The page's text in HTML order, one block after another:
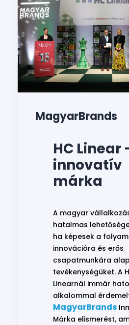
MagyarBrands
HC Linear
innovatív
márka
A magyar
hatalmas
ha képesek a
innovációra és erős
csapatmunkára
tevékenységüket. A
Linearnál immár
alkalommal
MagyarBrands
Márka elismerést,